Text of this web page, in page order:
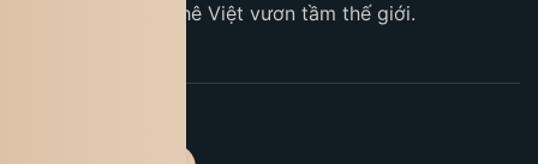
đưa hình ảnh cà phê Việt vươn tầm thế giới.